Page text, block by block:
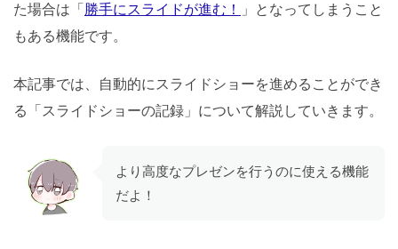
た場合は「 勝手にスライドが進む！
」となってしまうこと
もある機能です。
本記事では、自動的にスライドショーを進めることができ
る「スライドショーの記録」について解説していきます。
より高度なプレゼンを行うのに使える機能
だよ！